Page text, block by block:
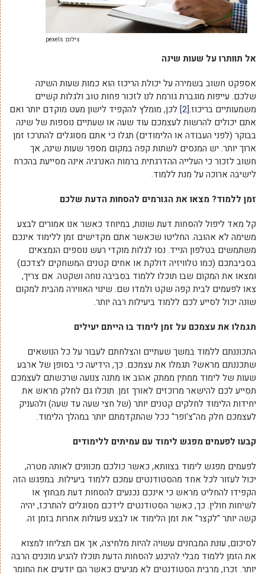
צילום: pexels
אל תוותרו על שעות שינה
אספקט חשוב בשמירה על יכולת הריכוז הוא כמות שעות השינה
שלכם. עייפות מוגברת גורמת לנו לזכור פחות טוב ולגלות קשיים
משמעותיים בריכוז.[2]
לכן, מומלץ להקפיד לישון מעט מוקדם יותר ואם
אתם יכולים להרשות לעצמכם עוד שעה או שעתיים נוספות של שינה
בבוקר (לפני העבודה או הלימודים) תגלו כי אתם מסוגלים להתרכז זמן
ארוך יותר. יש המנסים לשתות קפה במקום מספר שעות שינה, אך
חשוב לזכור כי העלייה ההדרגתית ברמות האנרגיה אינה מסייעת בהכרח
לישיבה ארוכה על מנת ללמוד.
זמן ללמוד? מצאו את הגורמים להסחות הדעת שלכם
קל מאד ליפול להסחות דעת שונות, במיוחד כאשר אנו אמורים לבצע
משימה לא אהובה. החליטו שכאשר אתם מקדישים זמן ללימוד אינכם
משתמשים בטלפון הנייד. נסו לגלות מוקדי רעש נוספים הנמצאים
בסביבתכם (כמו טלוויזיה דולקת או אחים קטנים המשחקים לצדכם)
ומצאו את המקום שבו תוכלו ללמוד בסביבה נוחה ושקטה. אם צריך,
צאו לפעמים לבית קפה שקט ולמדו שם. שינוי האווירה מהבית למקום
שונה יכול לסייע לכם ללמוד ביעילות רבה יותר.
תגמלו את עצמכם על זמן לימוד בו הייתם יעילים
התכוננתם ללמוד במשך שעתיים והצלחתם לעבור על כל הנושאים
שתכננתם מראש? תגמלו את עצמכם. כך, הידיעה כי בסופן של ארבע
שעות של לימוד ממתין ממתק אהוב או מתנה צנועה שרכשתם לעצמכם
תסייע לכם להישאר מרוכזים לאורך זמן. תוכלו גם לחלק מראש את
יחידות הלימוד לחלקים קטנים יותר (של חצי שעה עד שעה) ולהעניק
לעצמכם חלק מה"צ'ופר" ככל שהתקדמתם יותר במהלך הלימוד.
קבעו לפעמים מפגש לימוד עם עמיתים ללימודים
לפעמים מפגש לימוד בצוותא, כאשר כולכם מכוונים לאותה מטרה,
יכול לעזור לכל אחד מהסטודנטים עמכם ללמוד ביעילות. במפגש הזה
הקפידו להחליט מראש כי אינכם נכנעים להסחות דעת מבחוץ או
לשיחות חולין. כך, כאשר הסטודנטים לידכם מסוגלים להתרכז, יהיה
קשה יותר "לקצר" את זמן הלימוד או לבצע פעולות אחרות בזמן זה.
לסיכום, עונת המבחנים עשויה להיות מלחיצה, אך אם תצליחו למצוא
את הזמן ללמוד מבלי להיכנע להסחות הדעת תוכלו להגיע מוכנים הרבה
יותר. זכרו, מרבית הסטודנטים לא מגיעים כאשר הם יודעים את החומר